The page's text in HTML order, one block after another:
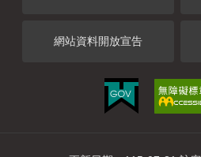
網站資料開放宣告